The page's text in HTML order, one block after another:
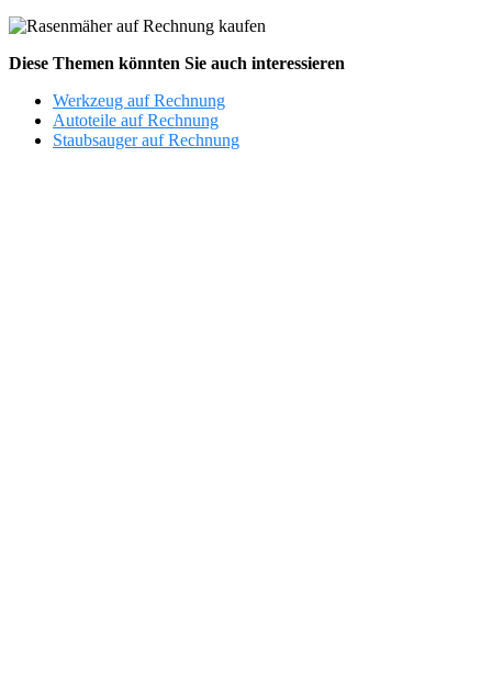
Diese Themen könnten Sie auch interessieren
Werkzeug auf Rechnung
Autoteile auf Rechnung
Staubsauger auf Rechnung